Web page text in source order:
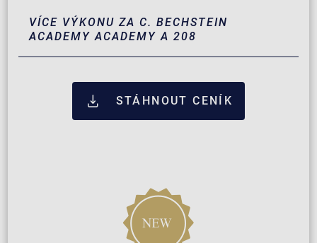
VÍCE VÝKONU ZA C. BECHSTEIN
ACADEMY ACADEMY A 208
STÁHNOUT CENÍK